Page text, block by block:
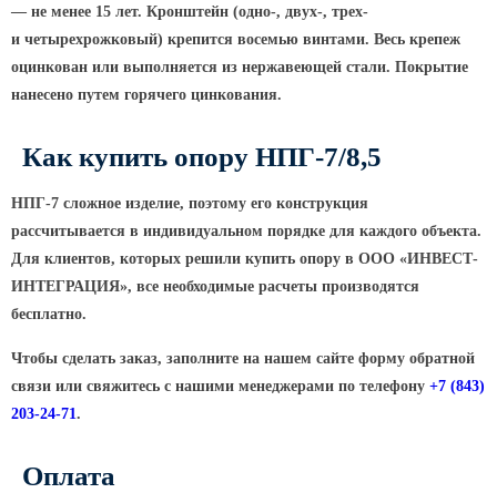
складывающиеся фланцевые
фланцевая граненая
контактной сети (ОГСКС)
Дорожные металлические рамы
МОГК Молниеотводы гранёные
Высокомачтовые опоры
ВМОН Высокомачтовые опоры со
стационарной короной
Мачты связи
— не менее 15 лет. Кронштейн (одно-, двух-, трех-
и четырехрожковый) крепится восемью винтами. Весь крепеж
оцинкован или выполняется из нержавеющей стали. Покрытие
нанесено путем горячего цинкования.
Как купить опору НПГ-7/8,5
НПГ-7 сложное изделие, поэтому его конструкция
рассчитывается в индивидуальном порядке для каждого объекта.
Для клиентов, которых решили купить опору в ООО «ИНВЕСТ-
ИНТЕГРАЦИЯ», все необходимые расчеты производятся
бесплатно.
Чтобы сделать заказ, заполните на нашем сайте форму обратной
связи или свяжитесь с нашими менеджерами по телефону +7 (843)
203-24-71.
Оплата